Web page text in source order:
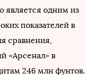
является одним из
показателей в
сравнения,
«Арсенал» в
246 млн фунтов.